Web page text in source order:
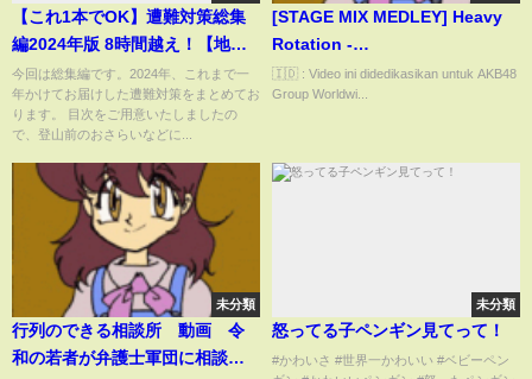
【これ1本でOK】遭難対策総集
編2024年版 8時間越え！【地形
図とアニメで解説】
今回は総集編です。2024年、これまで一
年かけてお届けした遭難対策をまとめてお
ります。 目次をご用意いたしましたの
で、登山前のおさらいなどに...
[STAGE MIX MEDLEY] Heavy
Rotation -
Team SH|AKB48 Team TP
🇮🇩 : Video ini didedikasikan untuk AKB48
Group Worldwi...
未分類
行列のできる相談所 動画 令
和の若者が弁護士軍団に相談 3
未分類
怒ってる子ペンギン見てって！
#かわいさ #世界一かわいい #ベビーペン